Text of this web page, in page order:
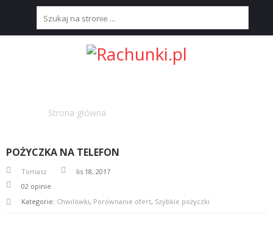
W
N
A
N
A
Strona główna
POŻYCZKA NA TELEFON
Tomasz
lis 18, 2017
02 opinie
Kategorie: Chwilówki, Porównanie ofert, Szybkie pożyczki